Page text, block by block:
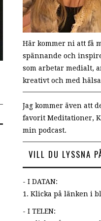
Här kommer ni att få
spännande och
som arbetar medialt,
kreativt och med
Jag kommer även att
favorit Meditationer,
min podcast.
VILL DU LYSSNA
- I DATAN:
1. Klicka på länken i
- I TELEN: